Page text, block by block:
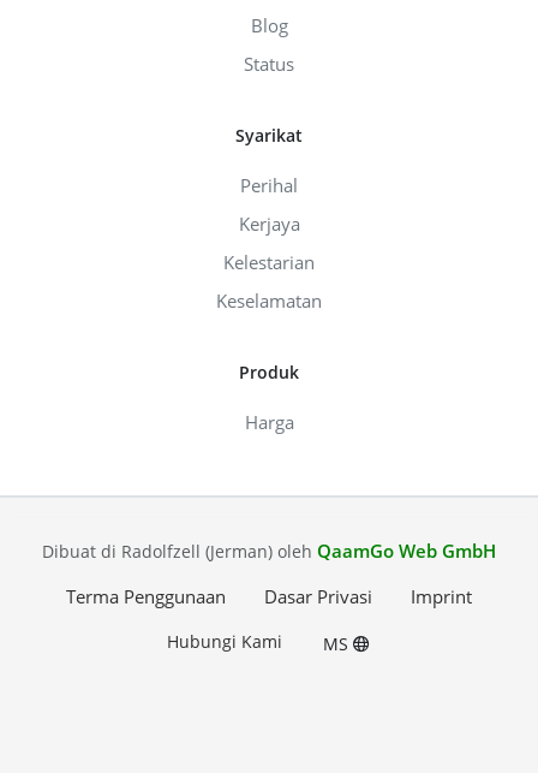
Blog
Status
Syarikat
Perihal
Kerjaya
Kelestarian
Keselamatan
Produk
Harga
Dibuat di Radolfzell (Jerman) oleh QaamGo Web GmbH
Terma Penggunaan
Dasar Privasi Imprint
Hubungi Kami MS